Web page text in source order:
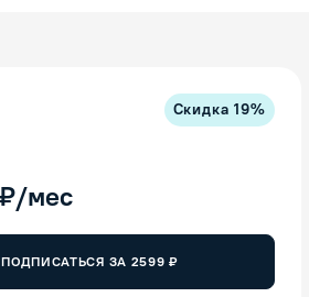
Скидка19%
₽/мес
ПОДПИСАТЬСЯ ЗА 2599 ₽